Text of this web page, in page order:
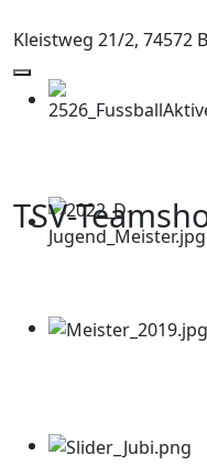
Kleistweg 21/2, 74572
Mobile Menu Toggle
TSV-